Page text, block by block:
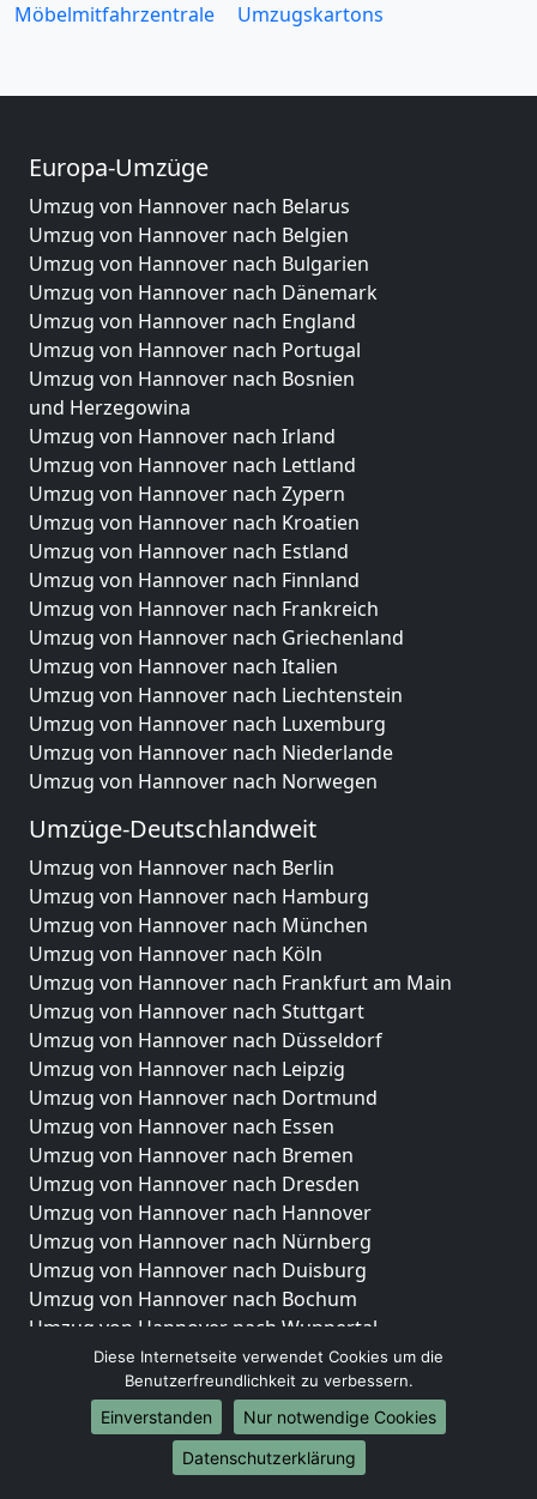
Möbelmitfahrzentrale
Umzugskartons
Europa-Umzüge
Umzug von Hannover nach Belarus
Umzug von Hannover nach Belgien
Umzug von Hannover nach Bulgarien
Umzug von Hannover nach Dänemark
Umzug von Hannover nach England
Umzug von Hannover nach Portugal
Umzug von Hannover nach Bosnien
und Herzegowina
Umzug von Hannover nach Irland
Umzug von Hannover nach Lettland
Umzug von Hannover nach Zypern
Umzug von Hannover nach Kroatien
Umzug von Hannover nach Estland
Umzug von Hannover nach Finnland
Umzug von Hannover nach Frankreich
Umzug von Hannover nach Griechenland
Umzug von Hannover nach Italien
Umzug von Hannover nach Liechtenstein
Umzug von Hannover nach Luxemburg
Umzug von Hannover nach Niederlande
Umzug von Hannover nach Norwegen
Umzüge-Deutschlandweit
Umzug von Hannover nach Berlin
Umzug von Hannover nach Hamburg
Umzug von Hannover nach München
Umzug von Hannover nach Köln
Umzug von Hannover nach Frankfurt am Main
Umzug von Hannover nach Stuttgart
Umzug von Hannover nach Düsseldorf
Umzug von Hannover nach Leipzig
Umzug von Hannover nach Dortmund
Umzug von Hannover nach Essen
Umzug von Hannover nach Bremen
Umzug von Hannover nach Dresden
Umzug von Hannover nach Hannover
Umzug von Hannover nach Nürnberg
Umzug von Hannover nach Duisburg
Umzug von Hannover nach Bochum
Umzug von Hannover nach Wuppertal
Umzug von Hannover nach Bielefeld
Umzug von Hannover nach Bonn
Umzug von Hannover nach Münster
Internationale-Umzüge
Diese Internetseite verwendet Cookies um die
Benutzerfreundlichkeit zu verbessern.
Einverstanden
Nur notwendige Cookies
Datenschutzerklärung